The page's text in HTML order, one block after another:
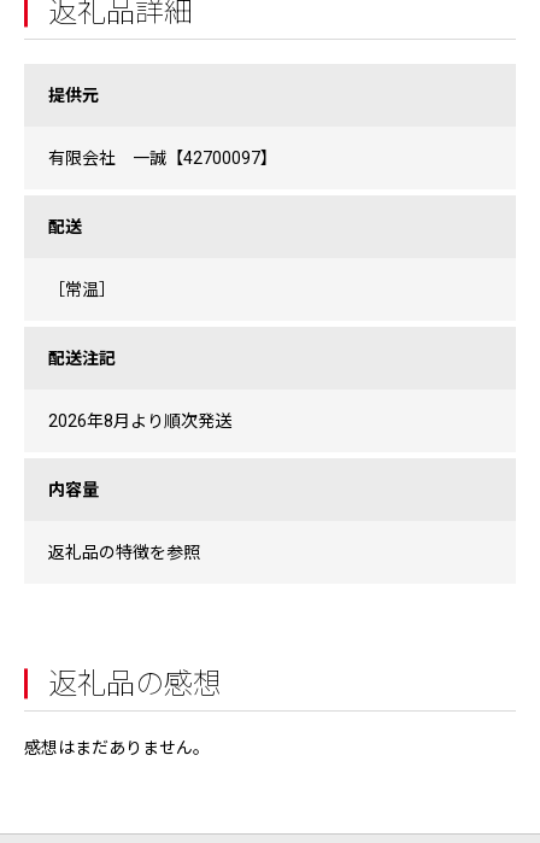
返礼品詳細
提供元
有限会社 一誠【42700097】
配送
［常温］
配送注記
2026年8月より順次発送
内容量
返礼品の特徴を参照
返礼品の感想
感想はまだありません。